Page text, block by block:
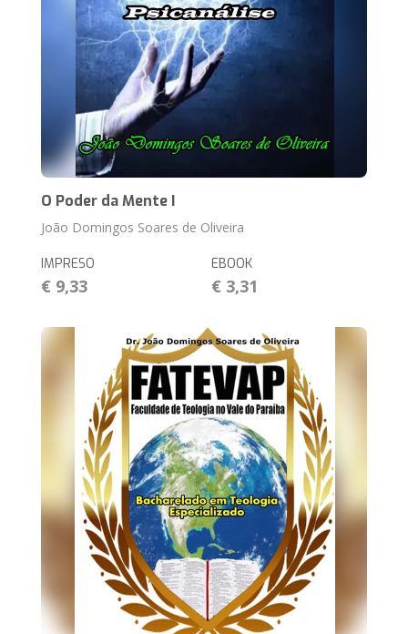
O Poder da Mente I
João Domingos Soares de Oliveira
IMPRESO
€ 9,33
EBOOK
€ 3,31